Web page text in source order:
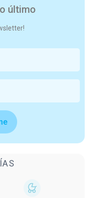
último